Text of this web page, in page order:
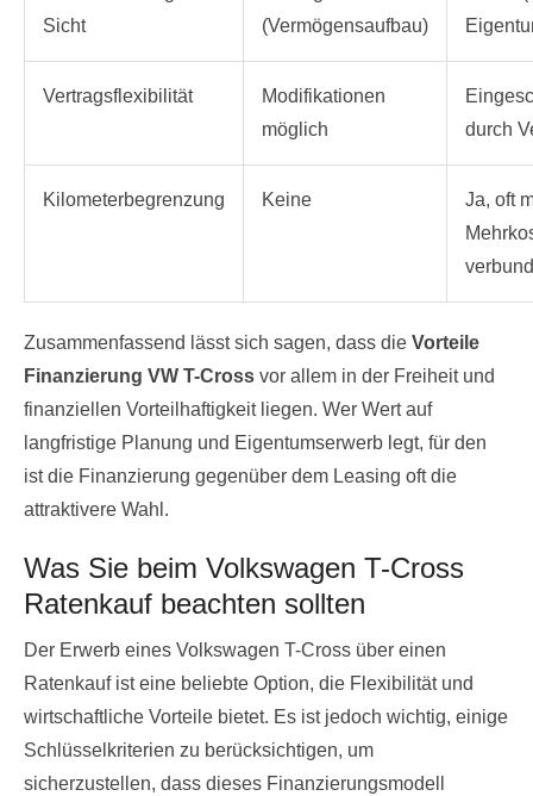
Sicht
(Vermögensaufbau)
Vertragsflexibilität
Modifikationen
möglich
durch
Kilometerbegrenzung Keine
Ja, oft
Zusammenfassend lässt sich sagen, dass die Vorteile
Finanzierung VW T-Cross vor allem in der Freiheit und
finanziellen Vorteilhaftigkeit liegen. Wer Wert auf
langfristige Planung und Eigentumserwerb legt, für den
ist die Finanzierung gegenüber dem Leasing oft die
attraktivere Wahl.
Was Sie beim Volkswagen T-Cross
Ratenkauf beachten sollten
Der Erwerb eines Volkswagen T-Cross über einen
Ratenkauf ist eine beliebte Option, die Flexibilität und
wirtschaftliche Vorteile bietet. Es ist jedoch wichtig, einige
Schlüsselkriterien zu berücksichtigen, um
sicherzustellen, dass dieses Finanzierungsmodell